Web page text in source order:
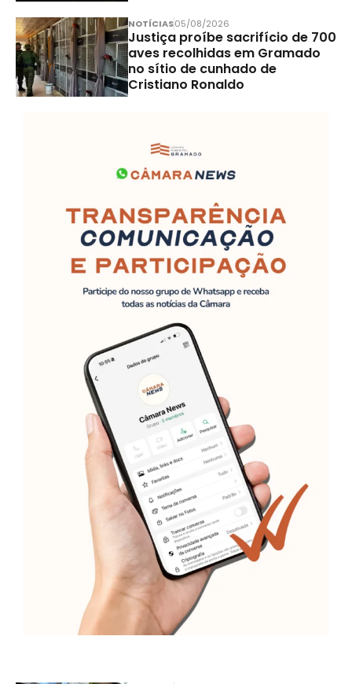
NOTÍCIAS05/08/2026
Justiça proíbe sacrifício de 700
aves recolhidas em Gramado
no sítio de cunhado de
Cristiano Ronaldo